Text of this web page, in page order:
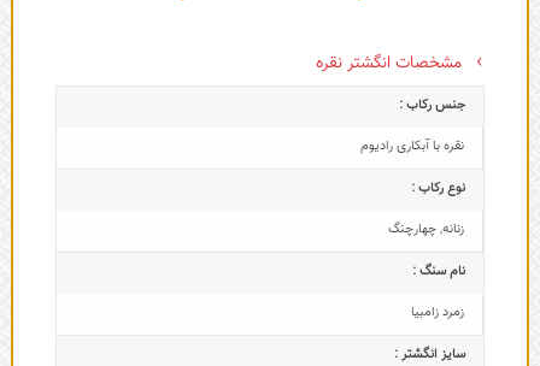
مشخصات انگشتر نقره
جنس رکاب :
نقره با آبکاری رادیوم
نوع رکاب :
زنانه,چهارچنگ
نام سنگ :
زمرد زامبیا
سایز انگشتر :